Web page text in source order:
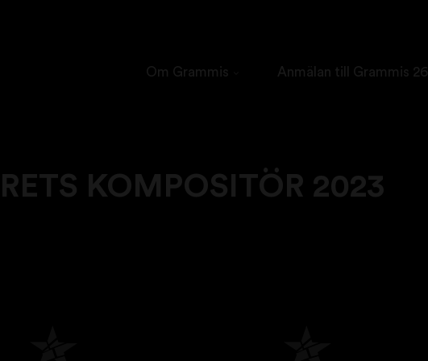
Om Grammis Anmälan till Grammis 26
KOMPOSITÖR 2023